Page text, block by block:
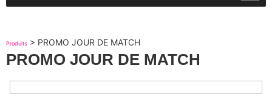
Produits > PROMO JOUR DE MATCH
PROMO JOUR DE MATCH